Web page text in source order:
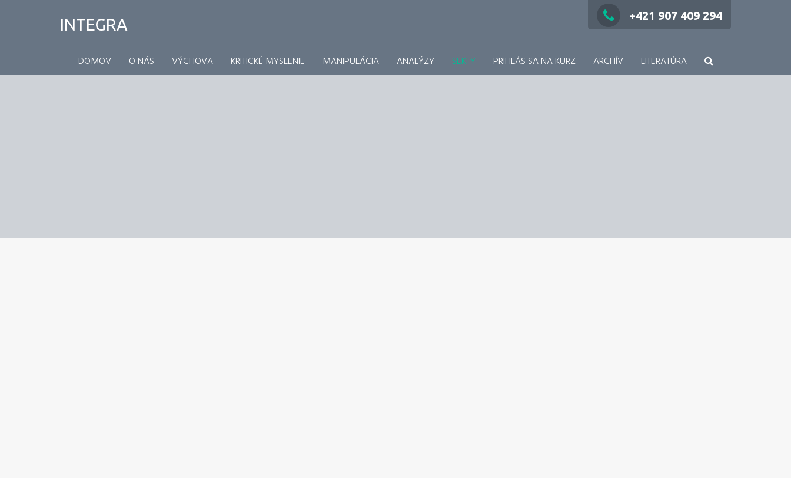
INTEGRA +421 907 409 294
DOMOV O NÁS VÝCHOVA KRITICKÉ MYSLENIE MANIPULÁCIA ANALÝZY SEKTY PRIHLÁS SA NA KURZ ARCHÍV LITERATÚRA